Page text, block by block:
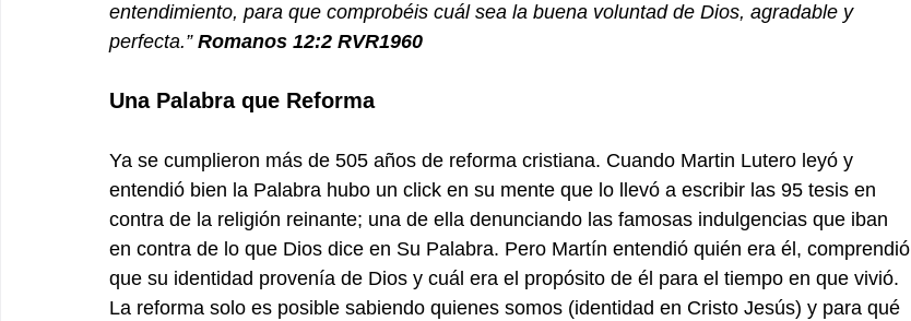
entendimiento, para que comprobéis cuál sea la buena voluntad de Dios, agradable y
perfecta.” Romanos‬ ‭12‬:‭2‬ ‭RVR1960‬‬
Una Palabra que Reforma
Ya se cumplieron más de 505 años de reforma cristiana. Cuando Martin Lutero leyó y
entendió bien la Palabra hubo un click en su mente que lo llevó a escribir las 95 tesis en
contra de la religión reinante; una de ella denunciando las famosas indulgencias que iban
en contra de lo que Dios dice en Su Palabra. Pero Martín entendió quién era él, comprendió
que su identidad provenía de Dios y cuál era el propósito de él para el tiempo en que vivió.
La reforma solo es posible sabiendo quienes somos (identidad en Cristo Jesús) y para qué